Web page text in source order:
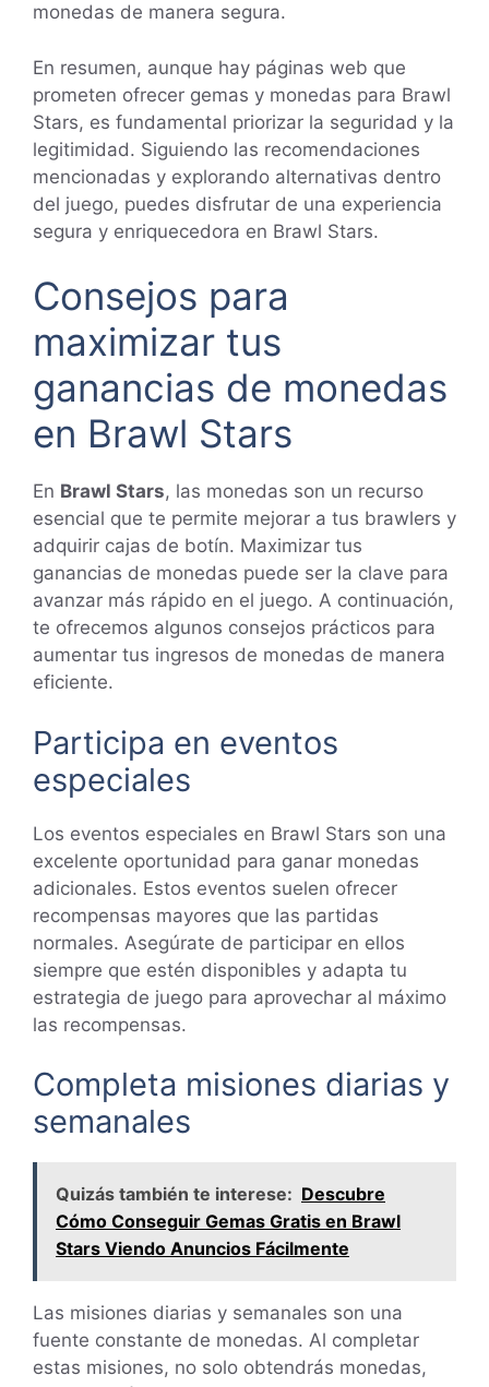
monedas de manera segura.
En resumen, aunque hay páginas web que
prometen ofrecer gemas y monedas para Brawl
Stars, es fundamental priorizar la seguridad y la
legitimidad. Siguiendo las recomendaciones
mencionadas y explorando alternativas dentro
del juego, puedes disfrutar de una experiencia
segura y enriquecedora en Brawl Stars.
Consejos para
maximizar tus
ganancias de monedas
en Brawl Stars
En Brawl Stars, las monedas son un recurso
esencial que te permite mejorar a tus brawlers y
adquirir cajas de botín. Maximizar tus
ganancias de monedas puede ser la clave para
avanzar más rápido en el juego. A continuación,
te ofrecemos algunos consejos prácticos para
aumentar tus ingresos de monedas de manera
eficiente.
Participa en eventos
especiales
Los eventos especiales en Brawl Stars son una
excelente oportunidad para ganar monedas
adicionales. Estos eventos suelen ofrecer
recompensas mayores que las partidas
normales. Asegúrate de participar en ellos
siempre que estén disponibles y adapta tu
estrategia de juego para aprovechar al máximo
las recompensas.
Completa misiones diarias y
semanales
Quizás también te interese: Descubre
Cómo Conseguir Gemas Gratis en Brawl
Stars Viendo Anuncios Fácilmente
Las misiones diarias y semanales son una
fuente constante de monedas. Al completar
estas misiones, no solo obtendrás monedas,